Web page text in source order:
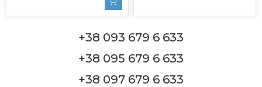
+38 093 679 6 633
+38 095 679 6 633
+38 097 679 6 633